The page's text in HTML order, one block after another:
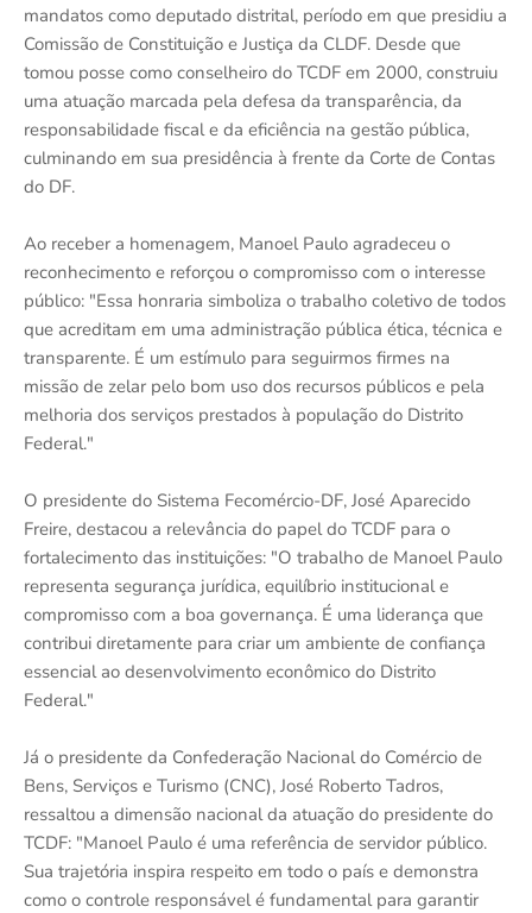
mandatos como deputado distrital, período em que presidiu a
Comissão de Constituição e Justiça da CLDF. Desde que
tomou posse como conselheiro do TCDF em 2000, construiu
uma atuação marcada pela defesa da transparência, da
responsabilidade fiscal e da eficiência na gestão pública,
culminando em sua presidência à frente da Corte de Contas
do DF.
Ao receber a homenagem, Manoel Paulo agradeceu o
reconhecimento e reforçou o compromisso com o interesse
público: "Essa honraria simboliza o trabalho coletivo de todos
que acreditam em uma administração pública ética, técnica e
transparente. É um estímulo para seguirmos firmes na
missão de zelar pelo bom uso dos recursos públicos e pela
melhoria dos serviços prestados à população do Distrito
Federal."
O presidente do Sistema Fecomércio-DF, José Aparecido
Freire, destacou a relevância do papel do TCDF para o
fortalecimento das instituições: "O trabalho de Manoel Paulo
representa segurança jurídica, equilíbrio institucional e
compromisso com a boa governança. É uma liderança que
contribui diretamente para criar um ambiente de confiança
essencial ao desenvolvimento econômico do Distrito
Federal."
Já o presidente da Confederação Nacional do Comércio de
Bens, Serviços e Turismo (CNC), José Roberto Tadros,
ressaltou a dimensão nacional da atuação do presidente do
TCDF: "Manoel Paulo é uma referência de servidor público.
Sua trajetória inspira respeito em todo o país e demonstra
como o controle responsável é fundamental para garantir